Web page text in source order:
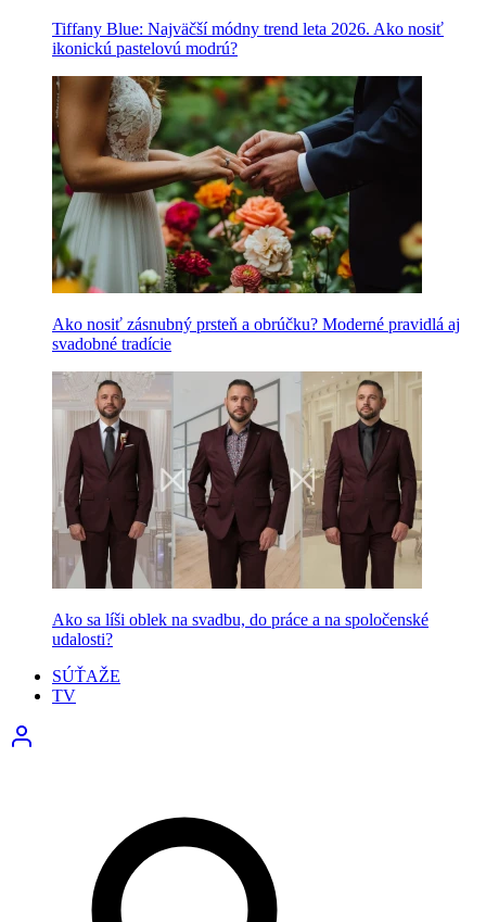
Tiffany Blue: Najväčší módny trend leta 2026. Ako nosiť
ikonickú pastelovú modrú?
Ako nosiť zásnubný prsteň a obrúčku? Moderné pravidlá aj
svadobné tradície
Ako sa líši oblek na svadbu, do práce a na spoločenské
udalosti?
SÚŤAŽE
TV